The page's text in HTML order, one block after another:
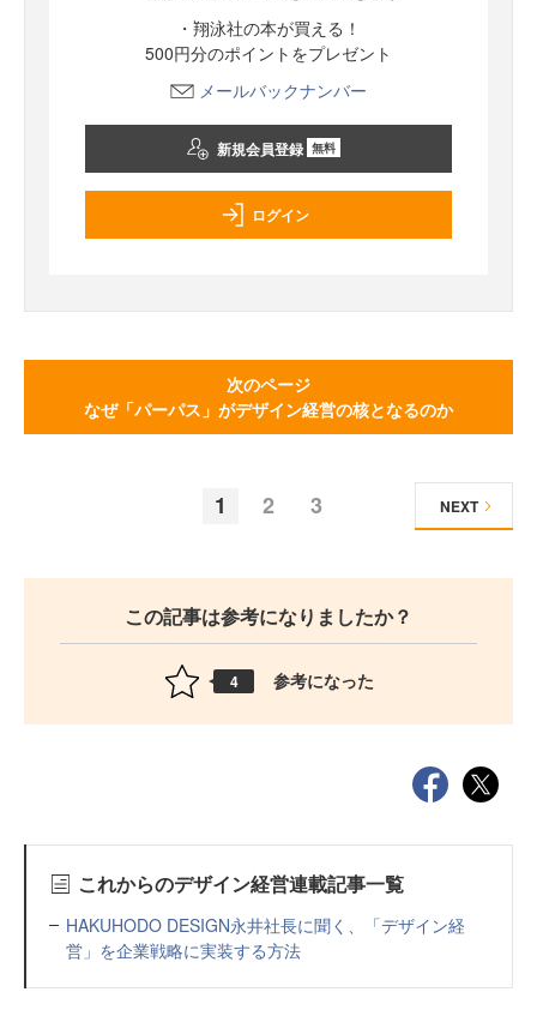
・翔泳社の本が買える！
500円分のポイントをプレゼント
メールバックナンバー
新規会員登録 無料
ログイン
次のページ
なぜ「パーパス」がデザイン経営の核となるのか
1 2 3 NEXT
この記事は参考になりましたか？
4 参考になった
これからのデザイン経営連載記事一覧
HAKUHODO DESIGN永井社長に聞く、「デザイン経
営」を企業戦略に実装する方法